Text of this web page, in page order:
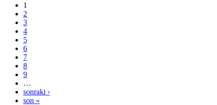
1
2
3
4
5
6
7
8
9
…
sonraki ›
son »